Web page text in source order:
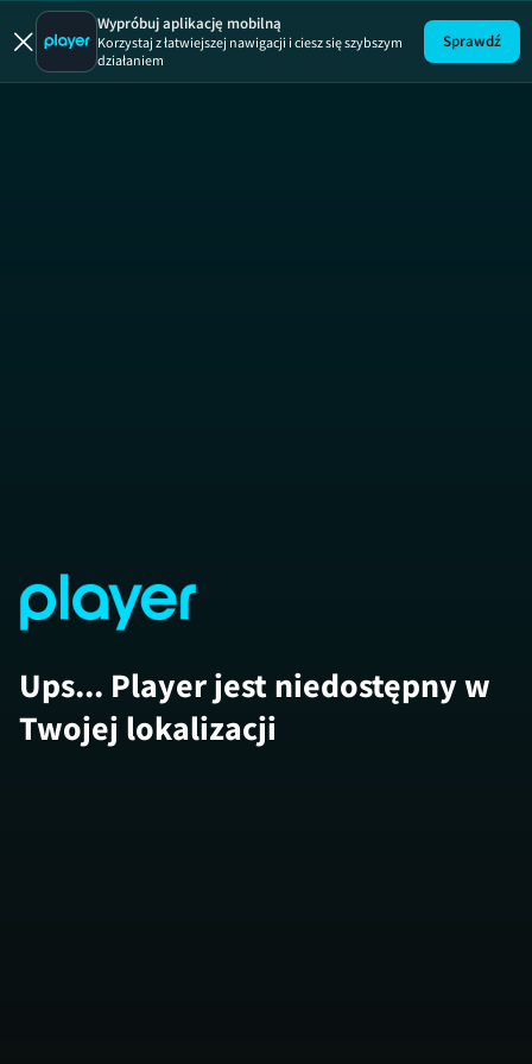
Hotel
Wypróbuj aplikację mobilną
Korzystaj z łatwiejszej nawigacji i ciesz się szybszym
działaniem
Sprawdź
Ups... Player jest niedostępny w
Twojej lokalizacji